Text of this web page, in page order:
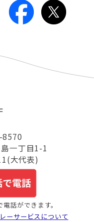
8570
一丁目1-1
大代表)
話ができます。
ーサービスについて